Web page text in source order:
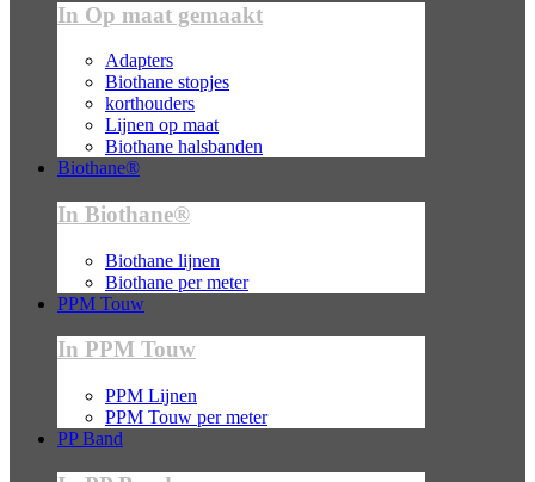
In Op maat gemaakt
Adapters
Biothane stopjes
korthouders
Lijnen op maat
Biothane halsbanden
Biothane®
In Biothane®
Biothane lijnen
Biothane per meter
PPM Touw
In PPM Touw
PPM Lijnen
PPM Touw per meter
PP Band